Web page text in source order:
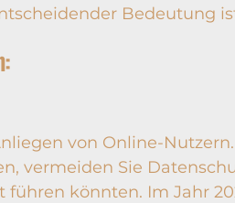
Bedeutung
von Online-
vermeiden Sie
könnten. Im Jahr